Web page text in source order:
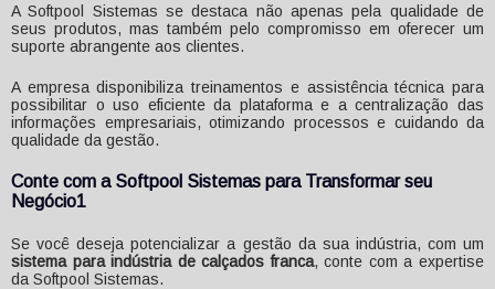
A Softpool Sistemas se destaca não apenas pela qualidade de
seus produtos, mas também pelo compromisso em oferecer um
suporte abrangente aos clientes.
A empresa disponibiliza treinamentos e assistência técnica para
possibilitar o uso eficiente da plataforma e a centralização das
informações empresariais, otimizando processos e cuidando da
qualidade da gestão.
Conte com a Softpool Sistemas para Transformar seu
Negócio1
Se você deseja potencializar a gestão da sua indústria, com um
sistema para indústria de calçados franca, conte com a expertise
da Softpool Sistemas.